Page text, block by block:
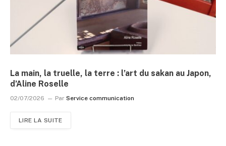
La main, la truelle, la terre : l’art du sakan au Japon,
d’Aline Roselle
02/07/2026 Par Service communication
LIRE LA SUITE